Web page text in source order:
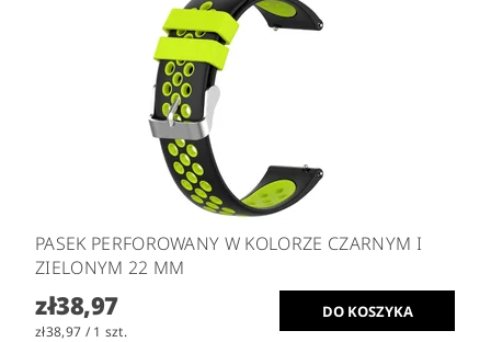
PASEK PERFOROWANY W KOLORZE CZARNYM I
ZIELONYM 22 MM
zł38,97
zł38,97 / 1 szt.